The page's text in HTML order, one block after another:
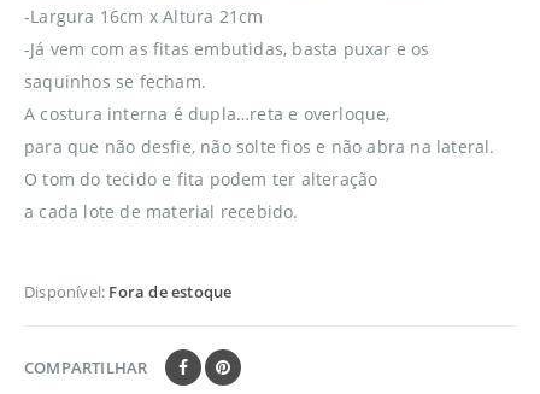
-Largura 16cm x Altura 21cm
-Já vem com as fitas embutidas, basta puxar e os
saquinhos se fecham.
A costura interna é dupla…reta e overloque,
para que não desfie, não solte fios e não abra na lateral.
O tom do tecido e fita podem ter alteração
a cada lote de material recebido.
Disponível: Fora de estoque
COMPARTILHAR